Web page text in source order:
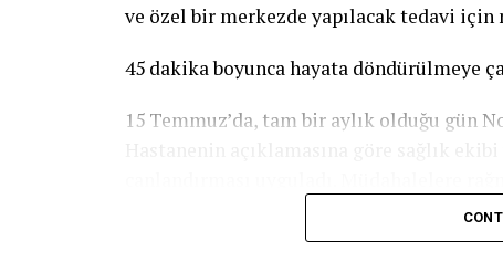
ve özel bir merkezde yapılacak tedavi
45 dakika boyunca hayata döndürülmeye
15 Temmuz’da, tam bir aylık olduğu gün